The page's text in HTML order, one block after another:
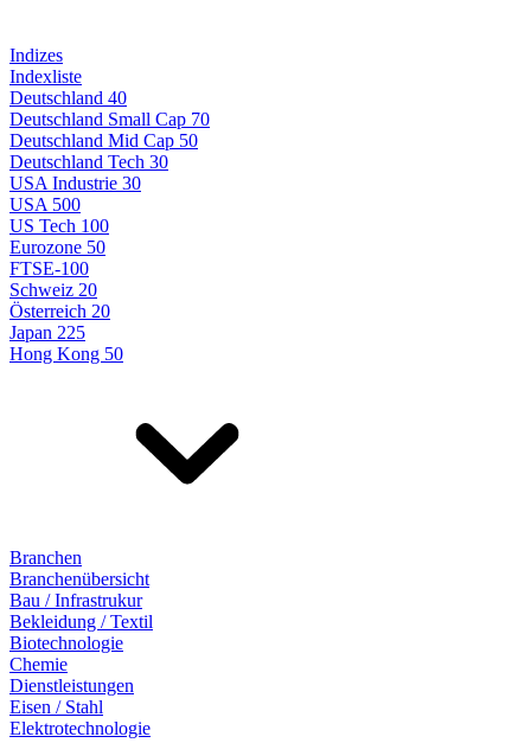
Indizes
Indexliste
Deutschland 40
Deutschland Small Cap 70
Deutschland Mid Cap 50
Deutschland Tech 30
USA Industrie 30
USA 500
US Tech 100
Eurozone 50
FTSE-100
Schweiz 20
Österreich 20
Japan 225
Hong Kong 50
Branchen
Branchenübersicht
Bau / Infrastrukur
Bekleidung / Textil
Biotechnologie
Chemie
Dienstleistungen
Eisen / Stahl
Elektrotechnologie